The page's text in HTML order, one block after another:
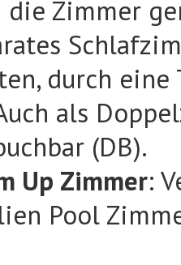
Zimmer
durch
als
(DB).
Up Zimmer:
Pool